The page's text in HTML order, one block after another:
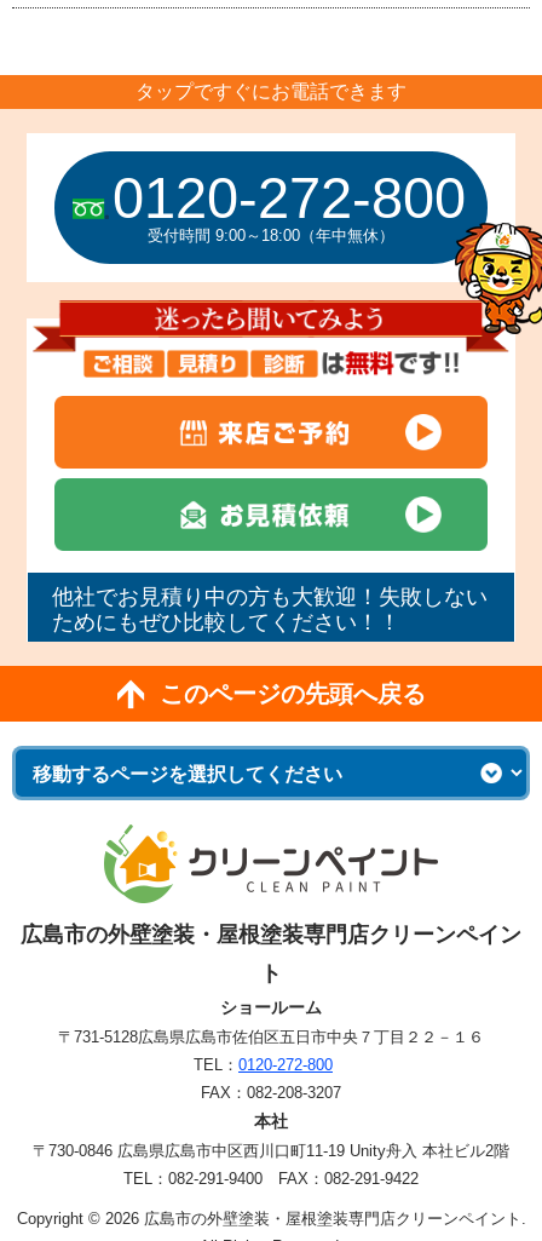
タップですぐにお電話できます
0120-272-800
受付時間 9:00～18:00（年中無休）
他社でお見積り中の方も大歓迎！失敗しない
ためにもぜひ比較してください！！
このページの先頭へ戻る
広島市の外壁塗装・屋根塗装専門店クリーンペイン
ト
ショールーム
〒731-5128広島県広島市佐伯区五日市中央７丁目２２－１６
TEL： 0120-272-800
FAX：082-208-3207
本社
〒730-0846 広島県広島市中区西川口町11-19 Unity舟入 本社ビル2階
TEL：082-291-9400 FAX：082-291-9422
Copyright © 2026 広島市の外壁塗装・屋根塗装専門店クリーンペイント.